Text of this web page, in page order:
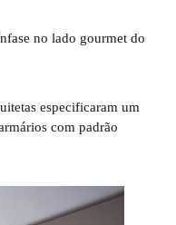
no lado gourmet do
especificaram um
com padrão